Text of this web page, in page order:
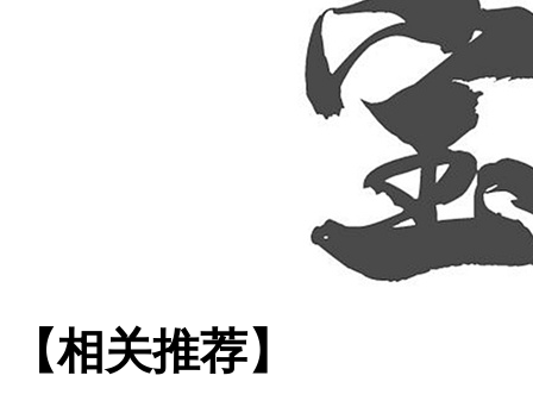
【相关推荐】